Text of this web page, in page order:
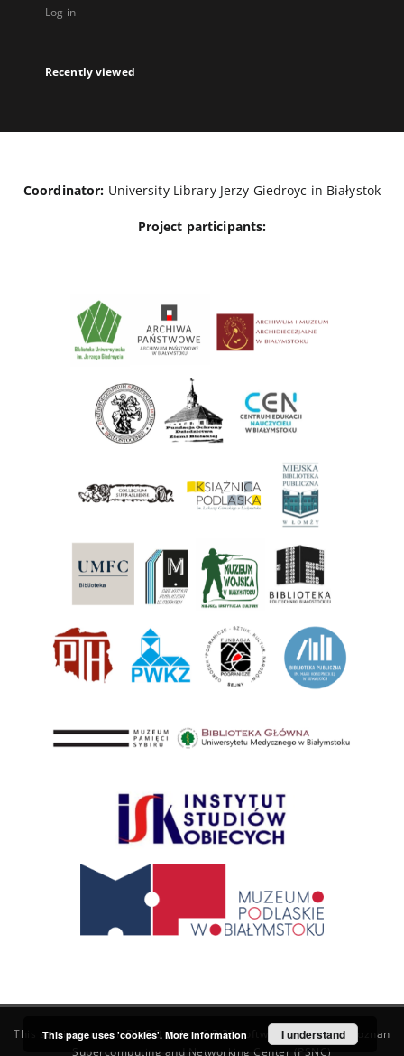
Log in
Recently viewed
Coordinator: University Library Jerzy Giedroyc in Białystok
Project participants:
This service runs onDInGO dLibra 6.3.21software created by
Poznan
Supercomputing and Networking Center (PSNC)
This page uses 'cookies'. More information I understand